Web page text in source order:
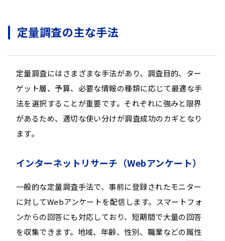
定量調査の主な手法
定量調査にはさまざまな手法があり、調査目的、ター
ゲット層、予算、必要な情報の種類に応じて最適な手
法を選択することが重要です。それぞれに強みと限界
があるため、適切な使い分けが調査成功のカギとなり
ます。
インターネットリサーチ（Webアンケート）
一般的な定量調査手法で、事前に登録されたモニター
に対してWebアンケートを配信します。スマートフォ
ンからの回答にも対応しており、短期間で大量の回答
を収集できます。地域、年齢、性別、職業などの属性